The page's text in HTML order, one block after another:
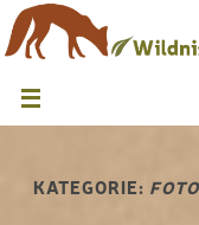
KATEGORIE: